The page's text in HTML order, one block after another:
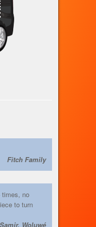
Fitch Family
times, no
to turn
Samir, Woluwé